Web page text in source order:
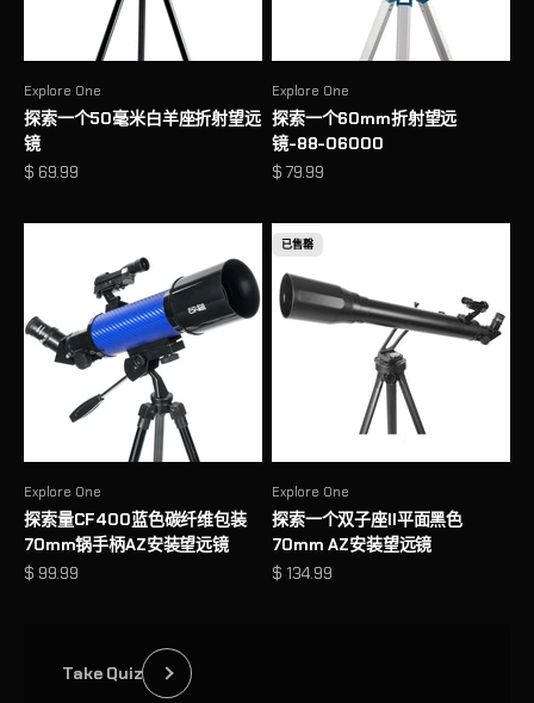
Explore One
探索一个50毫米白羊座折射望远
镜
促销价格
$ 69.99
Explore One
探索一个60mm折射望远
镜-88-06000
促销价格
$ 79.99
Explore One
探索量CF400蓝色碳纤维包装
70mm锅手柄AZ安装望远镜
促销价格
$ 99.99Need Help Choosing a Telescope?
Take Quiz
已售罄
Explore One
探索一个双子座II平面黑色
70mm AZ安装望远镜
促销价格
$ 134.99